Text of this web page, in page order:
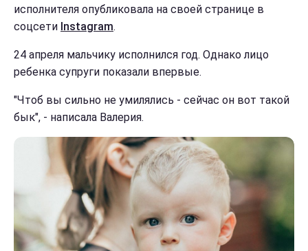
исполнителя опубликовала на своей странице в
соцсети Instagram.
24 апреля мальчику исполнился год. Однако лицо
ребенка супруги показали впервые.
"Чтоб вы сильно не умилялись - сейчас он вот такой
бык", - написала Валерия.